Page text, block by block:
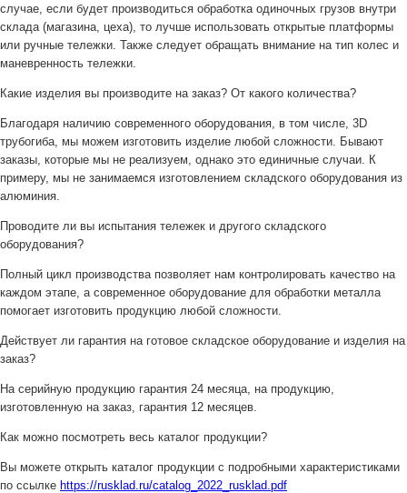
случае, если будет производиться обработка одиночных грузов внутри
склада (магазина, цеха), то лучше использовать открытые платформы
или ручные тележки. Также следует обращать внимание на тип колес и
маневренность тележки.
Какие изделия вы производите на заказ? От какого количества?
Благодаря наличию современного оборудования, в том числе, 3D
трубогиба, мы можем изготовить изделие любой сложности. Бывают
заказы, которые мы не реализуем, однако это единичные случаи. К
примеру, мы не занимаемся изготовлением складского оборудования из
алюминия.
Проводите ли вы испытания тележек и другого складского
оборудования?
Полный цикл производства позволяет нам контролировать качество на
каждом этапе, а современное оборудование для обработки металла
помогает изготовить продукцию любой сложности.
Действует ли гарантия на готовое складское оборудование и изделия на
заказ?
На серийную продукцию гарантия 24 месяца, на продукцию,
изготовленную на заказ, гарантия 12 месяцев.
Как можно посмотреть весь каталог продукции?
Вы можете открыть каталог продукции с подробными характеристиками
по ссылке https://rusklad.ru/catalog_2022_rusklad.pdf